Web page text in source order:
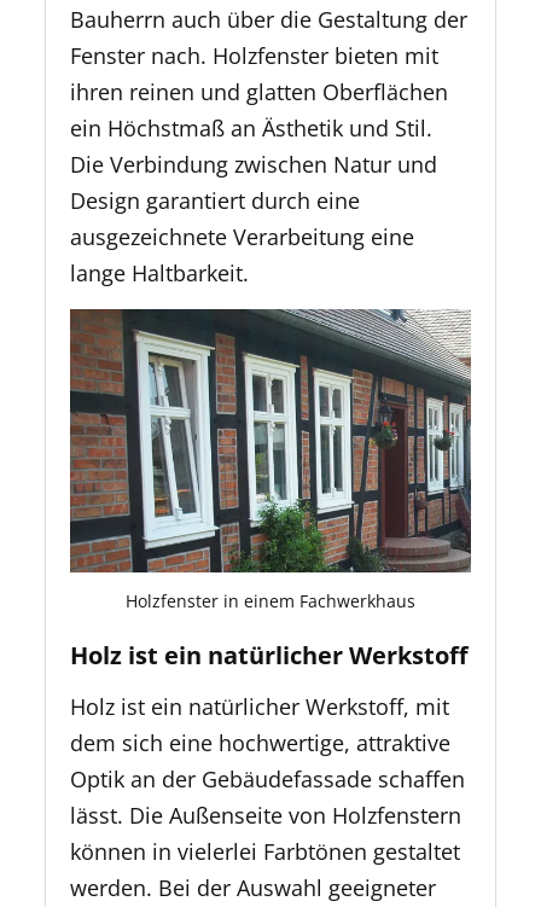
Bauherrn auch über die Gestaltung der
Fenster nach. Holzfenster bieten mit
ihren reinen und glatten Oberflächen
ein Höchstmaß an Ästhetik und Stil.
Die Verbindung zwischen Natur und
Design garantiert durch eine
ausgezeichnete Verarbeitung eine
lange Haltbarkeit.
Holzfenster in einem Fachwerkhaus
Holz ist ein natürlicher Werkstoff
Holz ist ein natürlicher Werkstoff, mit
dem sich eine hochwertige, attraktive
Optik an der Gebäudefassade schaffen
lässt. Die Außenseite von Holzfenstern
können in vielerlei Farbtönen gestaltet
werden. Bei der Auswahl geeigneter